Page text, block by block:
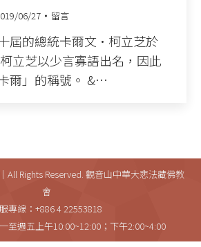
06/27 留言
的總統卡爾文•柯立芝於
立芝以少言寡語出名，因此
爾」的稱號。 &…
All Rights Reserved. 觀音山中華大悲法藏佛教
會
專線：+886 4 22553818
至週五上午10:00~12:00；下午2:00~4:00